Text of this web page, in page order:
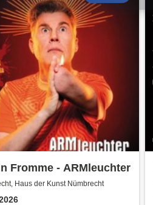
Fromme - ARMleuchter
Haus der Kunst Nümbrecht